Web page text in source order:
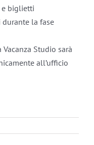
e biglietti
la fase
Studio sarà
all’ufficio